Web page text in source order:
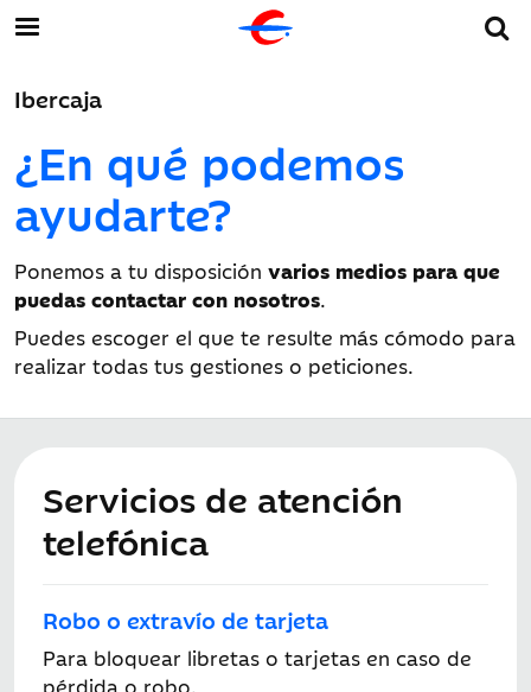
Ibercaja
¿En qué podemos
ayudarte?
Ponemos a tu disposición varios medios para que
puedas contactar con nosotros.
Puedes escoger el que te resulte más cómodo para
realizar todas tus gestiones o peticiones.
Servicios de atención
telefónica
Robo o extravío de tarjeta
Para bloquear libretas o tarjetas en caso de